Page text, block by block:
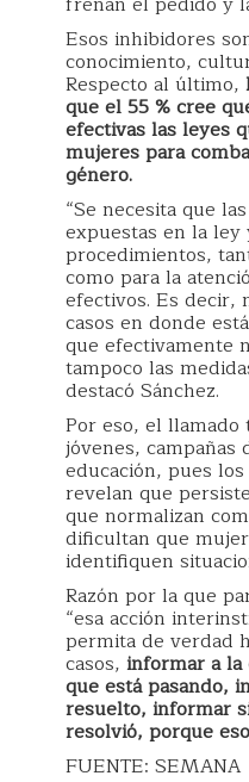
Esos inhibidores
conocimiento,
Respecto al último,
que el 55 % cree
efectivas las leyes
mujeres para
género.
“Se necesita que
expuestas en la ley
procedimientos,
como para la
efectivos. Es decir,
casos en donde
que efectivamente
tampoco las
destacó Sánchez.
Por eso, el llamado
jóvenes, campañas
educación, pues
revelan que
que normalizan
dificultan que
identifiquen
Razón por la que
“esa acción
permita de verdad
casos, informar a la
que está pasando,
resuelto, informar
resolvió, porque
FUENTE: SEMANA